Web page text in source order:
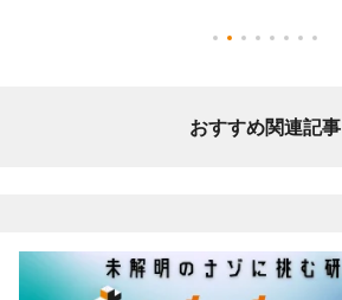
おすすめ関連記事